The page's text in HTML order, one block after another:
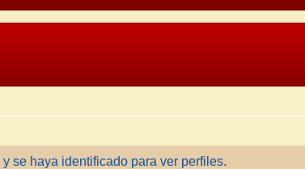
se haya identificado para ver perfiles.